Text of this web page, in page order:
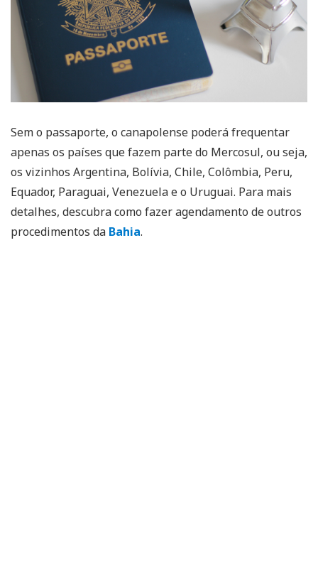
Sem o passaporte, o canapolense poderá frequentar
apenas os países que fazem parte do Mercosul, ou seja,
os vizinhos Argentina, Bolívia, Chile, Colômbia, Peru,
Equador, Paraguai, Venezuela e o Uruguai. Para mais
detalhes, descubra como fazer agendamento de outros
procedimentos da Bahia.